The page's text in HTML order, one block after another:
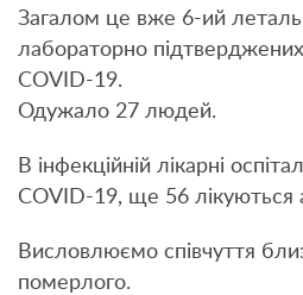
Загалом це вже 6-ий
лабораторно
COVID-19.
Одужало 27 людей.
В інфекційній лікарні
COVID-19, ще 56 лікуються
Висловлюємо співчуття
померлого.